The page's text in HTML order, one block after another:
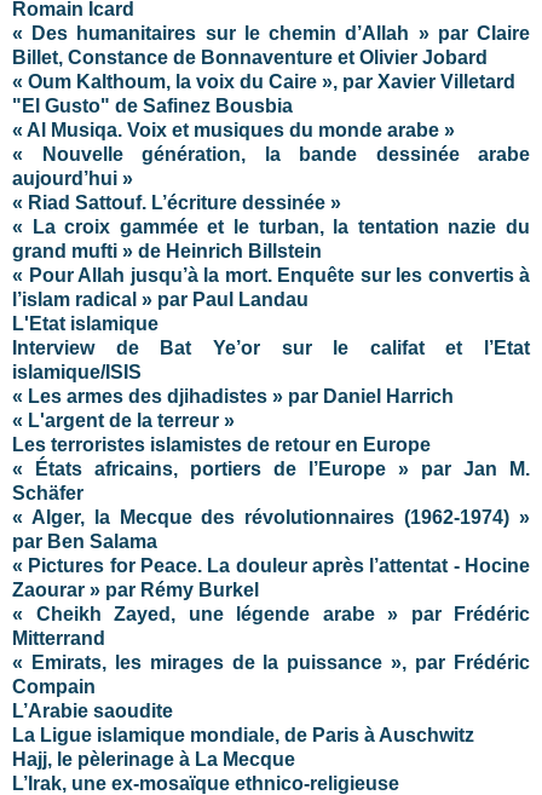
Romain Icard
« Des humanitaires sur le chemin d’Allah » par Claire
Billet, Constance de Bonnaventure et Olivier Jobard
« Oum Kalthoum, la voix du Caire », par Xavier Villetard
"El Gusto" de Safinez Bousbia
« Al Musiqa. Voix et musiques du monde arabe »
« Nouvelle génération, la bande dessinée arabe
aujourd’hui »
« Riad Sattouf. L’écriture dessinée »
« La croix gammée et le turban, la tentation nazie du
grand mufti » de Heinrich Billstein
« Pour Allah jusqu’à la mort. Enquête sur les convertis à
l’islam radical » par Paul Landau
L'Etat islamique
Interview de Bat Ye’or sur le califat et l’Etat
islamique/ISIS
« Les armes des djihadistes » par Daniel Harrich
« L'argent de la terreur »
Les terroristes islamistes de retour en Europe
« États africains, portiers de l’Europe » par Jan M.
Schäfer
« Alger, la Mecque des révolutionnaires (1962-1974) »
par Ben Salama
« Pictures for Peace. La douleur après l’attentat - Hocine
Zaourar » par Rémy Burkel
« Cheikh Zayed, une légende arabe » par Frédéric
Mitterrand
« Emirats, les mirages de la puissance », par Frédéric
Compain
L’Arabie saoudite
La Ligue islamique mondiale, de Paris à Auschwitz
Hajj, le pèlerinage à La Mecque
L’Irak, une ex-mosaïque ethnico-religieuse